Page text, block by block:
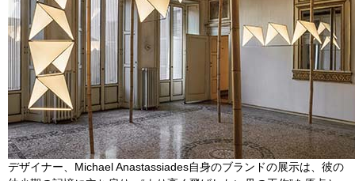
デザイナー、Michael Anastassiades自身のブランドの展示は、彼の